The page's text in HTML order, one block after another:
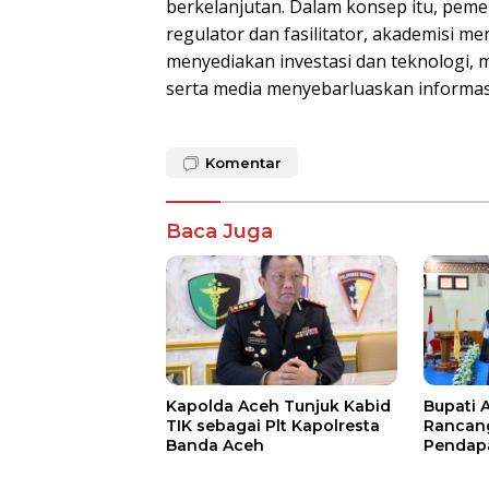
berkelanjutan. Dalam konsep itu,
regulator dan fasilitator, akademisi
menyediakan investasi dan teknologi,
serta media menyebarluaskan
Komentar
Baca Juga
Kapolda Aceh Tunjuk Kabid
TIK sebagai Plt Kapolresta
Banda Aceh
Bupati